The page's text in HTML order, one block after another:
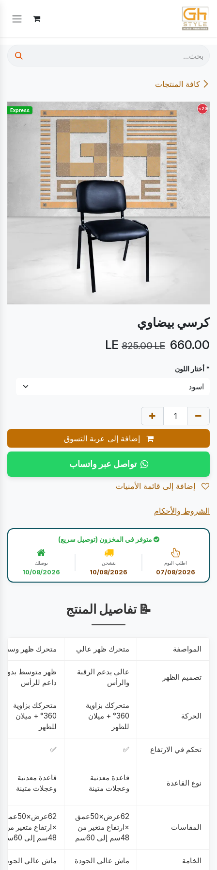
تخطي للذهاب إلى المحتوى
كافة المنتجات
Express 20
%
كرسي بيضاوي
660.00
825.00LE
* أختار اللون
إضافة إلى عربة التسوق
تواصل عبر واتساب
الشروط والأحكام
متوفر في المخزون (توصيل سريع)
اطلب اليوم
07/08/2026
يتشحن
10/08/2026
يوصلك
10/08/2026
📝 تفاصيل المنتج
المواصفة متحرك ظهر عالي متحرك ظهر وسط
تصميم الظهر
عالي يدعم الرقبة
والرأس
ظهر متوسط بدون
داعم للرأس
الحركة
متحركك بزاوية
360° + ميلان
للظهر
متحركك بزاوية
360° + ميلان
للظهر
تحكم في الارتفاع ✅
✅
نوع القاعدة
قاعدة معدنية
وعجلات متينة
قاعدة معدنية
وعجلات متينة
المقاسات
62عرض×50عمق
×ارتفاع متغير من
48سم إلى 60سم
62عرض×50عمق
×ارتفاع متغير من
48سم إلى 60سم
الخامة ماش عالي الجودة ماش عالي الجودة